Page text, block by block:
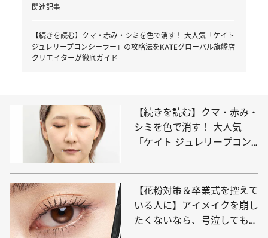
関連記事
【続きを読む】クマ・赤み・シミを色で消す！ 大人気「ケイト
ジュレリープコンシーラー」の攻略法をKATEグローバル旗艦店
クリエイターが徹底ガイド
【続きを読む】クマ・赤み・
シミを色で消す！ 大人気
「ケイト ジュレリープコン
グローバル旗艦店クリエイタ
ーが徹底ガイド
【花粉対策＆卒業式を控えて
いる人に】アイメイクを崩し
たくないなら、号泣しても落